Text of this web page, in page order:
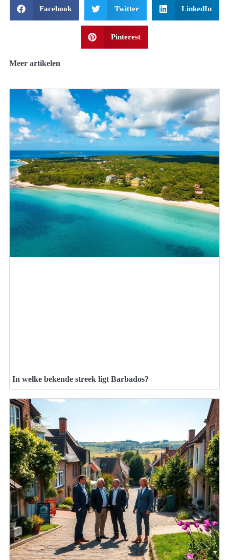
Facebook Twitter LinkedIn
Pinterest
Meer artikelen
In welke bekende streek ligt Barbados?